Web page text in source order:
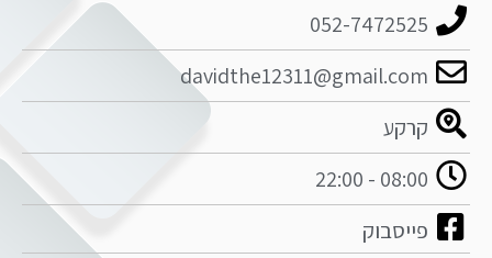
052-7472525
davidthe12311@gmail.com
קרקע
08:00 - 22:00
פייסבוק